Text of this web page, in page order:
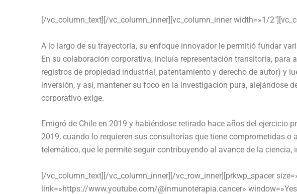
[/vc_column_text][/vc_column_inner][vc_column_inner width=»1/
A lo largo de su trayectoria, su enfoque innovador le permitió fundar
En su colaboración corporativa, incluía representación transitoria,
registros de propiedad industrial, patentamiento y derecho de autor) y
inversión, y así, mantener su foco en la investigación pura,
corporativo exige.
Emigró de Chile en 2019 y habiéndose retirado hace años del ejercicio
2019, cuando lo requieren sus consultorías que tiene comprometidas
telemático, que le permite seguir contribuyendo al avance de la
[/vc_column_text][/vc_column_inner][/vc_row_inner][prkwp_spacer
link=»https://www.youtube.com/@inmunoterapia.cancer»